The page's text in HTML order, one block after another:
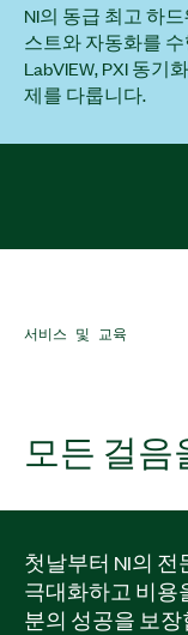
NI의 동급 최고 하
스트와 자동화를
LabVIEW, PXI 동기
제를 다룹니다.
서비스 및 교육
모든 걸음
첫날부터 NI의
극대화하고 비용
분의 성공을 보장